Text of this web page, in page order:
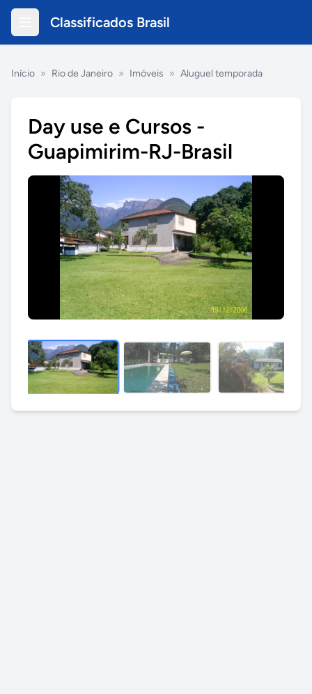
Classificados Brasil
Início » Rio de Janeiro » Imóveis » Aluguel temporada
Day use e Cursos -
Guapimirim-RJ-Brasil